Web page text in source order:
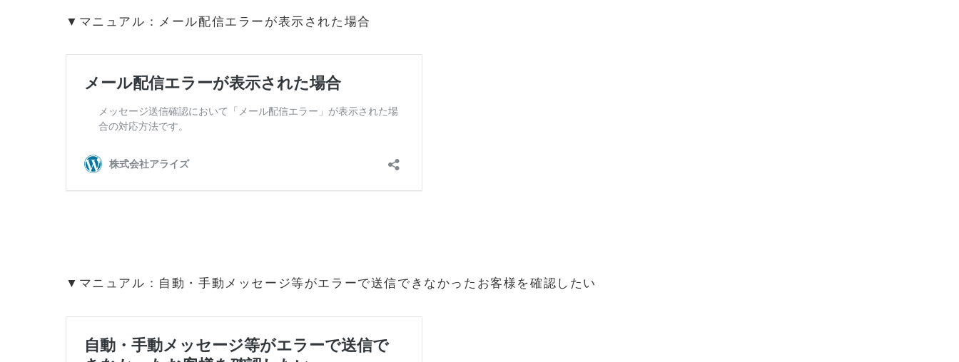
▼マニュアル：メール配信エラーが表示された場合
▼マニュアル：自動・手動メッセージ等がエラーで送信できなかったお客様を確認したい